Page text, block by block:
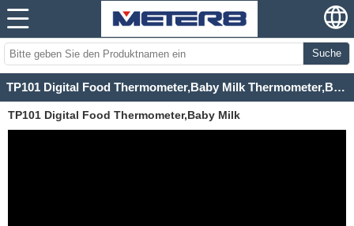
Suche
TP101 Digital Food Thermometer,Baby Milk Thermometer,Barbecue Food Thermometer
TP101 Digital Food Thermometer,Baby Milk